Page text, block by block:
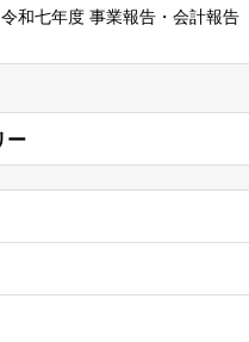
令和七年度 事業報告・会計報告
ー